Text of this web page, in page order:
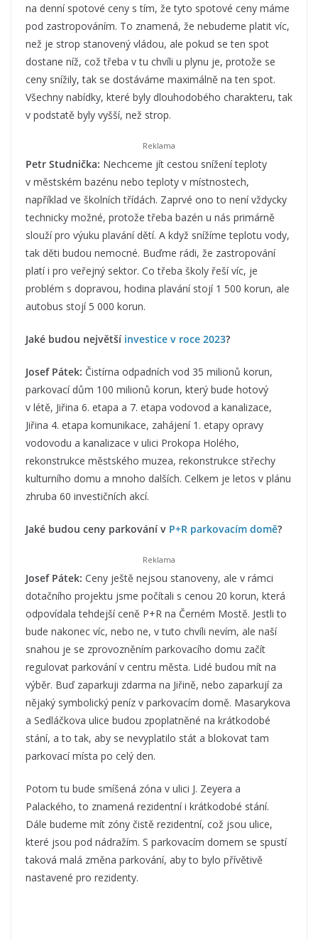
na denní spotové ceny s tím, že tyto spotové ceny máme
pod zastropováním. To znamená, že nebudeme platit víc,
než je strop stanovený vládou, ale pokud se ten spot
dostane níž, což třeba v tu chvíli u plynu je, protože se
ceny snížily, tak se dostáváme maximálně na ten spot.
Všechny nabídky, které byly dlouhodobého charakteru, tak
v podstatě byly vyšší, než strop.
Petr Studnička: Nechceme jít cestou snížení teploty
v městském bazénu nebo teploty v místnostech,
například ve školních třídách. Zaprvé ono to není vždycky
technicky možné, protože třeba bazén u nás primárně
slouží pro výuku plavání dětí. A když snížíme teplotu vody,
tak děti budou nemocné. Buďme rádi, že zastropování
platí i pro veřejný sektor. Co třeba školy řeší víc, je
problém s dopravou, hodina plavání stojí 1 500 korun, ale
autobus stojí 5 000 korun.
Jaké budou největší investice v roce 2023?
Josef Pátek: Čistírna odpadních vod 35 milionů korun,
parkovací dům 100 milionů korun, který bude hotový
v létě, Jiřina 6. etapa a 7. etapa vodovod a kanalizace,
Jiřina 4. etapa komunikace, zahájení 1. etapy opravy
vodovodu a kanalizace v ulici Prokopa Holého,
rekonstrukce městského muzea, rekonstrukce střechy
kulturního domu a mnoho dalších. Celkem je letos v plánu
zhruba 60 investičních akcí.
Jaké budou ceny parkování v P+R parkovacím domě?
Josef Pátek: Ceny ještě nejsou stanoveny, ale v rámci
dotačního projektu jsme počítali s cenou 20 korun, která
odpovídala tehdejší ceně P+R na Černém Mostě. Jestli to
bude nakonec víc, nebo ne, v tuto chvíli nevím, ale naší
snahou je se zprovozněním parkovacího domu začít
regulovat parkování v centru města. Lidé budou mít na
výběr. Buď zaparkuji zdarma na Jiřině, nebo zaparkují za
nějaký symbolický peníz v parkovacím domě. Masarykova
a Sedláčkova ulice budou zpoplatněné na krátkodobé
stání, a to tak, aby se nevyplatilo stát a blokovat tam
parkovací místa po celý den.
Potom tu bude smíšená zóna v ulici J. Zeyera a
Palackého, to znamená rezidentní i krátkodobé stání.
Dále budeme mít zóny čistě rezidentní, což jsou ulice,
které jsou pod nádražím. S parkovacím domem se spustí
taková malá změna parkování, aby to bylo přívětivě
nastavené pro rezidenty.